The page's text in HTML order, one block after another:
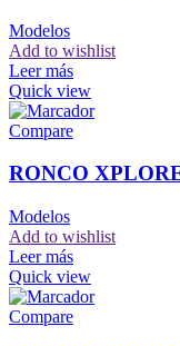
Modelos
Add to wishlist
Leer más
Quick view
Compare
RONCO
Modelos
Add to wishlist
Leer más
Quick view
Compare